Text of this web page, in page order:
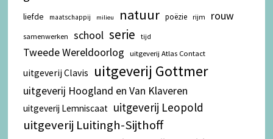
liefde maatschappij milieu natuur poëzie rijm rouw
samenwerken school serie tijd
Tweede Wereldoorlog uitgeverij Atlas Contact
uitgeverij Clavis uitgeverij Gottmer
uitgeverij Hoogland en Van Klaveren
uitgeverij Lemniscaat uitgeverij Leopold
uitgeverij Luitingh-Sijthoff